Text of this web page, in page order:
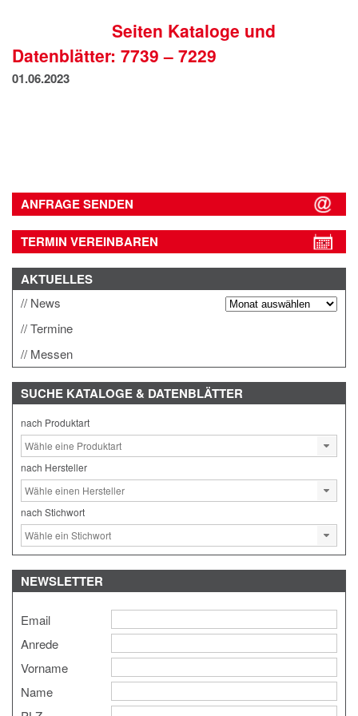
DATENSCHUTZSeiten Kataloge und
Datenblätter: 7739 – 7229
01.06.2023
ANFRAGE SENDEN
TERMIN VEREINBAREN
AKTUELLES
News
Termine
Messen
SUCHE KATALOGE & DATENBLÄTTER
nach Produktart
nach Hersteller
nach Stichwort
NEWSLETTER
Email
Anrede
Vorname
Name